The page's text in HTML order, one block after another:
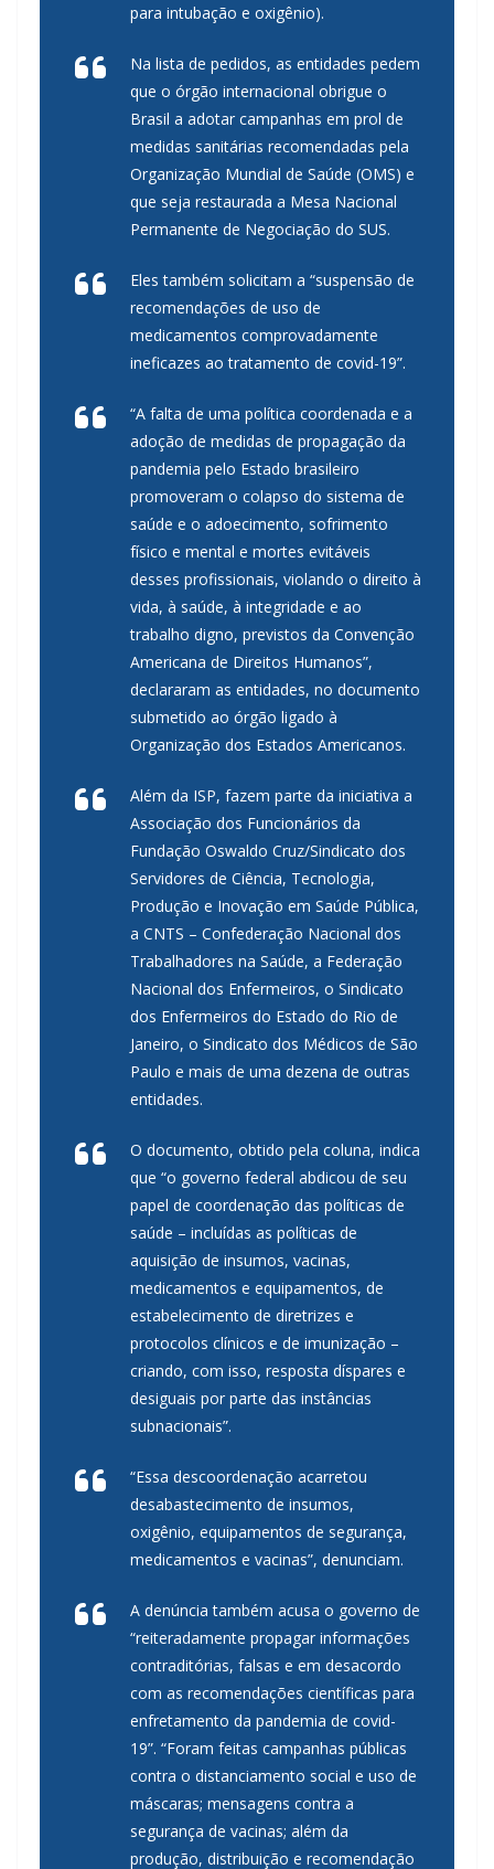
para intubação e oxigênio).
Na lista de pedidos, as entidades pedem
que o órgão internacional obrigue o
Brasil a adotar campanhas em prol de
medidas sanitárias recomendadas pela
Organização Mundial de Saúde (OMS) e
que seja restaurada a Mesa Nacional
Permanente de Negociação do SUS.
Eles também solicitam a “suspensão de
recomendações de uso de
medicamentos comprovadamente
ineficazes ao tratamento de covid-19”.
“A falta de uma política coordenada e a
adoção de medidas de propagação da
pandemia pelo Estado brasileiro
promoveram o colapso do sistema de
saúde e o adoecimento, sofrimento
físico e mental e mortes evitáveis
desses profissionais, violando o direito à
vida, à saúde, à integridade e ao
trabalho digno, previstos da Convenção
Americana de Direitos Humanos”,
declararam as entidades, no documento
submetido ao órgão ligado à
Organização dos Estados Americanos.
Além da ISP, fazem parte da iniciativa a
Associação dos Funcionários da
Fundação Oswaldo Cruz/Sindicato dos
Servidores de Ciência, Tecnologia,
Produção e Inovação em Saúde Pública,
a CNTS – Confederação Nacional dos
Trabalhadores na Saúde, a Federação
Nacional dos Enfermeiros, o Sindicato
dos Enfermeiros do Estado do Rio de
Janeiro, o Sindicato dos Médicos de São
Paulo e mais de uma dezena de outras
entidades.
O documento, obtido pela coluna, indica
que “o governo federal abdicou de seu
papel de coordenação das políticas de
saúde – incluídas as políticas de
aquisição de insumos, vacinas,
medicamentos e equipamentos, de
estabelecimento de diretrizes e
protocolos clínicos e de imunização –
criando, com isso, resposta díspares e
desiguais por parte das instâncias
subnacionais”.
“Essa descoordenação acarretou
desabastecimento de insumos,
oxigênio, equipamentos de segurança,
medicamentos e vacinas”, denunciam.
A denúncia também acusa o governo de
“reiteradamente propagar informações
contraditórias, falsas e em desacordo
com as recomendações científicas para
enfretamento da pandemia de covid-
19”. “Foram feitas campanhas públicas
contra o distanciamento social e uso de
máscaras; mensagens contra a
segurança de vacinas; além da
produção, distribuição e recomendação